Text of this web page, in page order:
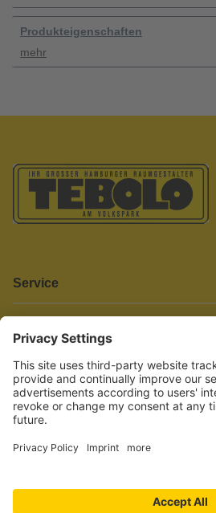
Produkteigenschaften
mehr
Service
Informationen
Barrierefreiheit
Wir bemühen uns, unsere Website
Einige Inhalte und Funktionen sind
vollständig zugänglich. Wenn Sie auf
benötigen, kontaktieren Sie uns bitte
Vertrag
© 2026